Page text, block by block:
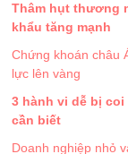
Thâm hụt thương
khẩu tăng mạnh
Chứng khoán châu
lực lên vàng
3 hành vi dễ bị
cần biết
Doanh nghiệp nhỏ